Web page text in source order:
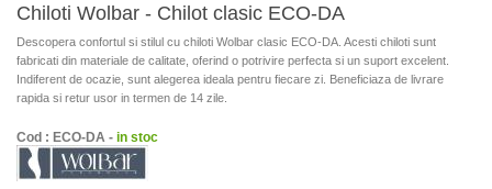
Chiloti Wolbar - Chilot clasic ECO-DA
Descopera confortul si stilul cu chiloti Wolbar clasic ECO-DA. Acesti chiloti sunt
fabricati din materiale de calitate, oferind o potrivire perfecta si un suport excelent.
Indiferent de ocazie, sunt alegerea ideala pentru fiecare zi. Beneficiaza de livrare
rapida si retur usor in termen de 14 zile.
Cod : ECO-DA - in stoc